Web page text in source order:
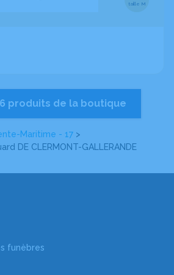
Maritime - 17 >
DE CLERMONT-GALLERANDE
taille M
produits de la boutique
funèbres